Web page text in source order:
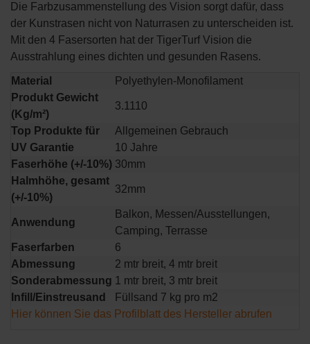
Die Farbzusammenstellung des Vision sorgt dafür, dass
der Kunstrasen nicht von Naturrasen zu unterscheiden ist.
Mit den 4 Fasersorten hat der TigerTurf Vision die
Ausstrahlung eines dichten und gesunden Rasens.
Material
Polyethylen-Monofilament
Produkt Gewicht
(Kg/m²)
3.1110
Top Produkte für
Allgemeinen Gebrauch
UV Garantie
10 Jahre
Faserhöhe (+/-10%) 30mm
Halmhöhe, gesamt
(+/-10%)
32mm
Anwendung
Balkon, Messen/Ausstellungen,
Camping, Terrasse
Faserfarben
6
Abmessung
2 mtr breit, 4 mtr breit
Sonderabmessung 1 mtr breit, 3 mtr breit
Infill/Einstreusand
Füllsand 7 kg pro m2
Hier können Sie das Profilblatt des Hersteller abrufen